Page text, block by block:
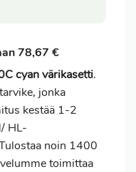
78,67 €
cyan värikasetti.
jonka
kestää 1-2
HL-
noin 1400
toimittaa